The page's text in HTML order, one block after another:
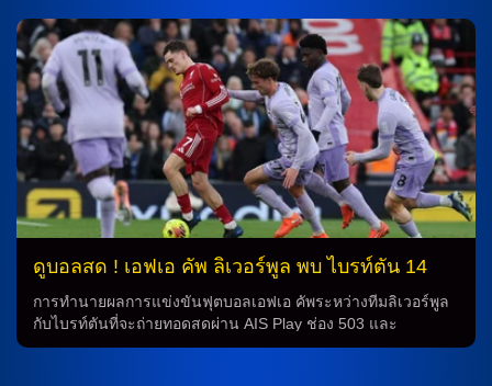
ผลการแข่งขัน การทำนายผลการแข่งขันนี้กลับมาโดยเฉพาะ
เมื่อทั้งสองทีมได้พบกันในฤดูกาลที่แล้ว ซึ่งเป็นการประลองที่มี
ความสุดยอด เมื่อ แมนเชสเตอร์ ซิตี้ ครองแชมป์อย่างสวยงาม
ด้วยการทำประตูได้ถึง 8 ลูก ทั้งนี้เจมส์ แม็คอาที ก็มีชื่อเสียงใน
การทำแฮตทริกในเกมนี้ วิเคราะห์ฟุตบอล จากภาพรวมของทั้ง
สองทีม การทำนายว่า แมนเชสเตอร์ ซิตี้ ยังคงมีความเหนือเมื่อ
เทียบกับ ซัลฟอร์ด ที่มีผลงานไม่ได้ดีเท่าเดิมในช่วงเวลาล่าสุด
อาจจะทำให้เกิดโอกาสสำคัญให้แมนเชสเตอร์ ซิตี้ ได้ทำประตูได้
มากขึ้น ดูบอลสด สำหรับผู้ที่สนใจในการดูบอลสด ไม่ควรพลาดคู่
ต่อสู้ระหว่าง แมนเชสเตอร์ […]
ดูบอลสด ! เอฟเอ คัพ ลิเวอร์พูล พบ ไบรท์ตัน 14
ก.พ.69
การทำนายผลการแข่งขันฟุตบอลเอฟเอ คัพระหว่างทีมลิเวอร์พูล
กับไบรท์ตันที่จะถ่ายทอดสดผ่าน AIS Play ช่อง 503 และ
Monomax 3 กำลังเป็นกระแสคาดการณ์ที่หวังว่าจะเข้าถึงบ้าน